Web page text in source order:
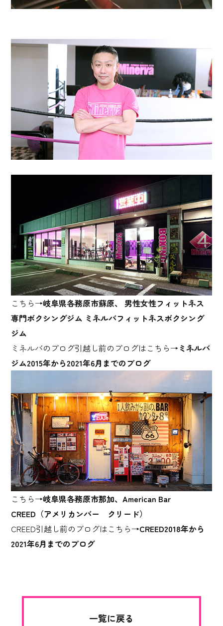
こちら→岐阜県各務原市蘇原、 男性女性フィットネス
専門ボクシングジム ミネルバフィットネスボクシング
ジム
ミネルバのブログ引越し前のブログはこちら→ ミネルバ
ジム2015年から2021年6月までのブログ
こちら→岐阜県各務原市那加、American Bar
CREED（アメリカンバー クリード）
CREED引越し前のブログはこちら→CREED2018年から
2021年6月までのブログ
一覧に戻る